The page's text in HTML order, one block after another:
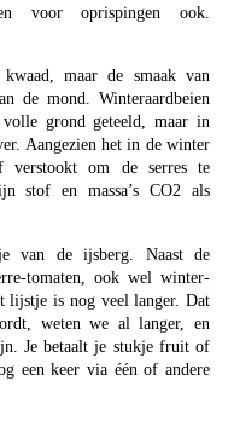
voor oprispingen ook.
maar de smaak van
de mond. Winteraardbeien
grond geteeld, maar in
Aangezien het in de winter
verstookt om de serres te
stof en massa’s CO2 als
van de ijsberg. Naast de
tomaten, ook wel winter-
lijstje is nog veel langer. Dat
weten we al langer, en
Je betaalt je stukje fruit of
een keer via één of andere